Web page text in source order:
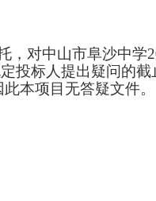
延期公告
国有资产交易
国有资产结果公
，对中山市阜沙中学
投标人提出疑问的截
本项目无答疑文件。